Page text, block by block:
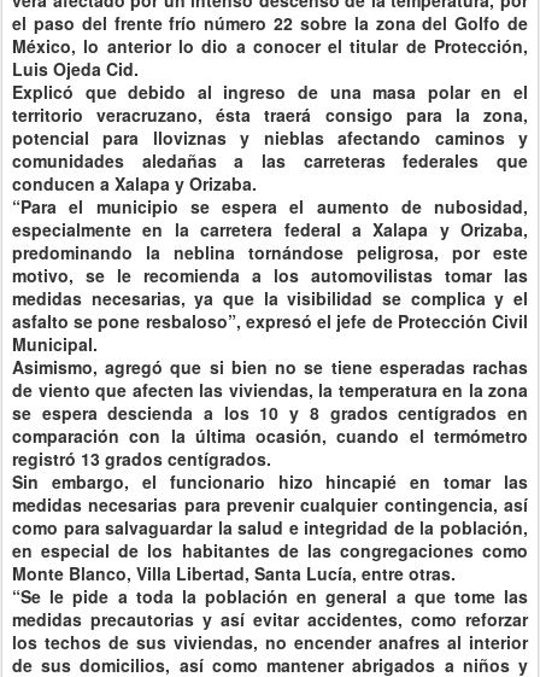
el paso del frente frío número 22 sobre la zona del Golfo de
México, lo anterior lo dio a conocer el titular de Protección,
Luis Ojeda Cid.
Explicó que debido al ingreso de una masa polar en el
territorio veracruzano, ésta traerá consigo para la zona,
potencial para lloviznas y nieblas afectando caminos y
comunidades aledañas a las carreteras federales que
conducen a Xalapa y Orizaba.
“Para el municipio se espera el aumento de nubosidad,
especialmente en la carretera federal a Xalapa y Orizaba,
predominando la neblina tornándose peligrosa, por este
motivo, se le recomienda a los automovilistas tomar las
medidas necesarias, ya que la visibilidad se complica y el
asfalto se pone resbaloso”, expresó el jefe de Protección Civil
Municipal.
Asimismo, agregó que si bien no se tiene esperadas rachas
de viento que afecten las viviendas, la temperatura en la zona
se espera descienda a los 10 y 8 grados centígrados en
comparación con la última ocasión, cuando el termómetro
registró 13 grados centígrados.
Sin embargo, el funcionario hizo hincapié en tomar las
medidas necesarias para prevenir cualquier contingencia, así
como para salvaguardar la salud e integridad de la población,
en especial de los habitantes de las congregaciones como
Monte Blanco, Villa Libertad, Santa Lucía, entre otras.
“Se le pide a toda la población en general a que tome las
medidas precautorias y así evitar accidentes, como reforzar
los techos de sus viviendas, no encender anafres al interior
de sus domicilios, así como mantener abrigados a niños y